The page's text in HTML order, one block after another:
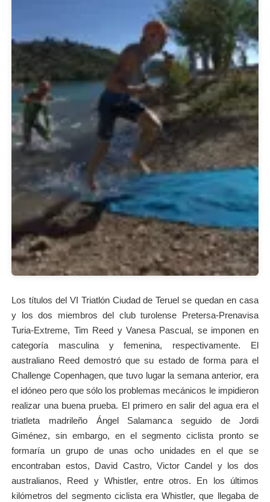
Los títulos del VI Triatlón Ciudad de Teruel se quedan en casa
y los dos miembros del club turolense Pretersa-Prenavisa
Turia-Extreme, Tim Reed y Vanesa Pascual, se imponen en
categoría masculina y femenina, respectivamente. El
australiano Reed demostró que su estado de forma para el
Challenge Copenhagen, que tuvo lugar la semana anterior, era
el idóneo pero que sólo los problemas mecánicos le impidieron
realizar una buena prueba. El primero en salir del agua era el
triatleta madrileño Ángel Salamanca seguido de Jordi
Giménez, sin embargo, en el segmento ciclista pronto se
formaría un grupo de unas ocho unidades en el que se
encontraban estos, David Castro, Victor Candel y los dos
australianos, Reed y Whistler, entre otros. En los últimos
kilómetros del segmento ciclista era Whistler, que llegaba de